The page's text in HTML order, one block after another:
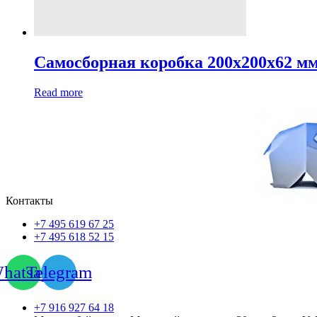
Самосборная коробка 200х200х62
Read more
Контакты
+7 495 619 67 25
+7 495 618 52 15
Telegram
+7 916 927 64 18